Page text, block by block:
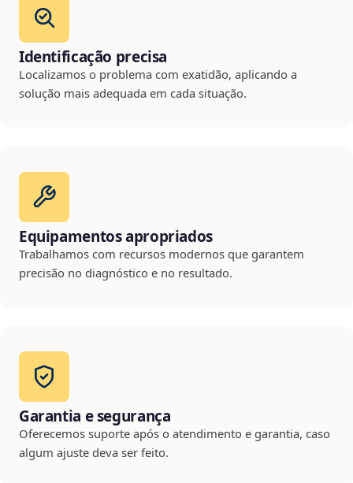
Identificação precisa
Localizamos o problema com exatidão, aplicando a
solução mais adequada em cada situação.
Equipamentos apropriados
Trabalhamos com recursos modernos que garantem
precisão no diagnóstico e no resultado.
Garantia e segurança
Oferecemos suporte após o atendimento e garantia, caso
algum ajuste deva ser feito.